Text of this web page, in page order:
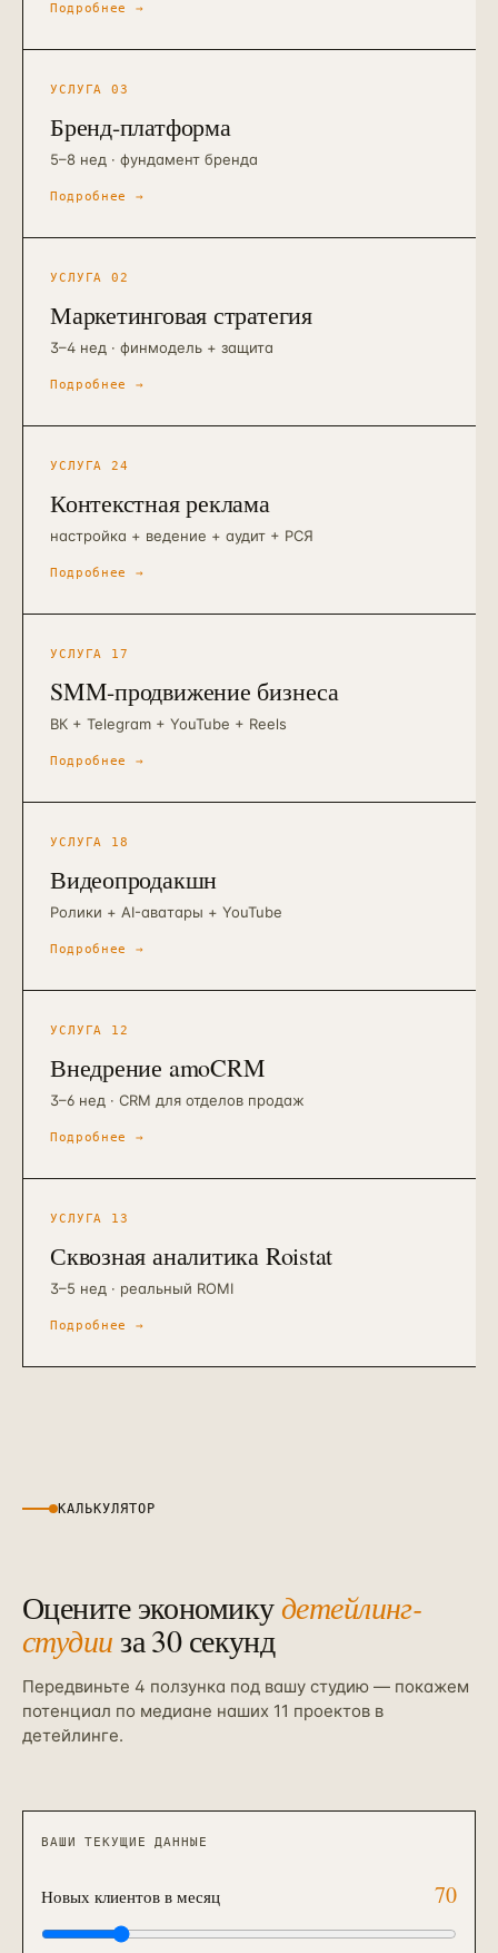
Подробнее →
УСЛУГА03
Бренд-платформа
5–8 нед · фундамент бренда
Подробнее →
УСЛУГА02
Маркетинговая стратегия
3–4 нед · финмодель + защита
Подробнее →
УСЛУГА24
Контекстная реклама
настройка + ведение + аудит + РСЯ
Подробнее →
УСЛУГА 17
SMM-продвижение бизнеса
ВК + Telegram + YouTube + Reels
Подробнее →
УСЛУГА 18
Видеопродакшн
Ролики + AI-аватары + YouTube
Подробнее →
УСЛУГА 12
Внедрение amoCRM
3–6 нед · CRM для отделов продаж
Подробнее →
УСЛУГА 13
Сквозная аналитика Roistat
3–5 нед · реальный ROMI
Подробнее →
КАЛЬКУЛЯТОР
Оцените экономикудетейлинг-
студииза 30 секунд
Передвиньте 4 ползунка под вашу студию — покажем
потенциал по медиане наших 11 проектов в
детейлинге.
ВАШИ ТЕКУЩИЕ ДАННЫЕ
Новых клиентов в месяц 70